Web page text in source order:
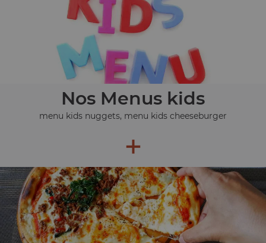
Nos Menus kids
menu kids nuggets, menu kids cheeseburger
+